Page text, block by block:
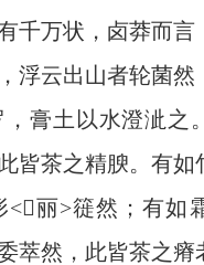
千万状，卤莽而言
浮云出山者轮菌然
膏土以水澄泚之
皆茶之精腴。有如
<丽>簁然；有如
萃然，此皆茶之瘠